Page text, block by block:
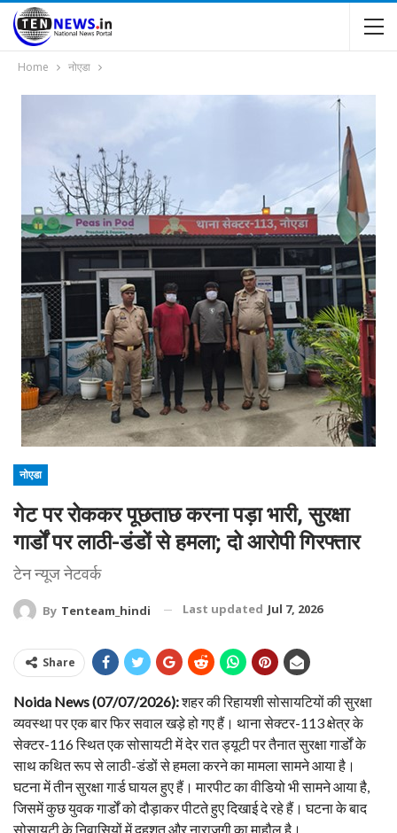
Home नोएडा
नोएडा
गेट पर रोककर पूछताछ करना पड़ा भारी, सुरक्षा
गार्डों पर लाठी-डंडों से हमला; दो आरोपी गिरफ्तार
टेन न्यूज नेटवर्क
By Tenteam_hindi Last updated Jul 7, 2026
Share
Noida News (07/07/2026):शहर की रिहायशी सोसायटियों की सुरक्षा
व्यवस्था पर एक बार फिर सवाल खड़े हो गए हैं। थाना सेक्टर-113 क्षेत्र के
सेक्टर-116 स्थित एक सोसायटी में देर रात ड्यूटी पर तैनात सुरक्षा गार्डों के
साथ कथित रूप से लाठी-डंडों से हमला करने का मामला सामने आया है।
घटना में तीन सुरक्षा गार्ड घायल हुए हैं। मारपीट का वीडियो भी सामने आया है,
जिसमें कुछ युवक गार्डों को दौड़ाकर पीटते हुए दिखाई दे रहे हैं। घटना के बाद
सोसायटी के निवासियों में दहशत और नाराजगी का माहौल है।